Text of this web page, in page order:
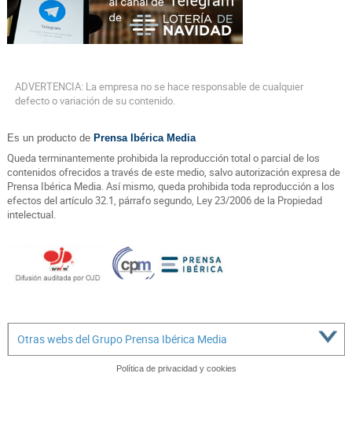
ADVERTENCIA: La empresa no se hace responsable de cualquier
defecto o variación de su contenido.
Es un producto de Prensa Ibérica Media
Queda terminantemente prohibida la reproducción total o parcial de los
contenidos ofrecidos a través de este medio, salvo autorización expresa de
Prensa Ibérica Media. Así mismo, queda prohibida toda reproducción a los
efectos del artículo 32.1, párrafo segundo, Ley 23/2006 de la Propiedad
intelectual.
Otras webs del Grupo Prensa Ibérica Media
Política de privacidad y cookies